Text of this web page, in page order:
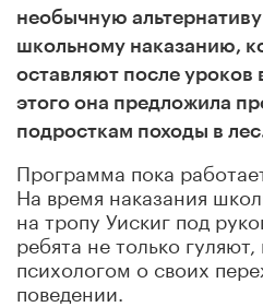
необычную
школьному наказанию,
оставляют после уроков
этого она предложила
подросткам походы в
Программа пока
На время наказания
на тропу Уискиг под
ребята не только
психологом о своих
поведении.